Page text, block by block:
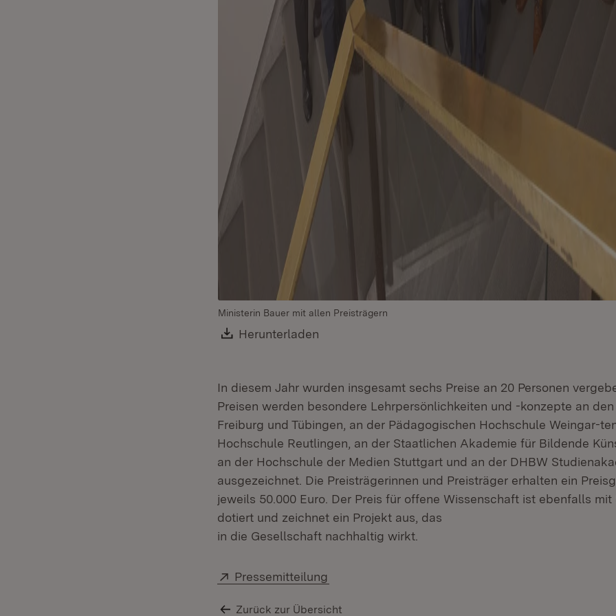
Ministerin Bauer mit allen Preisträgern
Download:
Herunterladen
In diesem Jahr wurden insgesamt sechs Preise an 20 Personen
Preisen werden besondere Lehrpersönlichkeiten und -konzepte an
Freiburg und Tübingen, an der Pädagogischen Hochschule Weingar-
Hochschule Reutlingen, an der Staatlichen Akademie für Bildende
an der Hochschule der Medien Stuttgart und an der DHBW
ausgezeichnet. Die Preisträgerinnen und Preisträger erhalten ein
jeweils 50.000 Euro. Der Preis für offene Wissenschaft ist ebenfalls mit
dotiert und zeichnet ein Projekt aus, das
in die Gesellschaft nachhaltig wirkt.
Extern:
Pressemitteilung
Zurück zur Übersicht